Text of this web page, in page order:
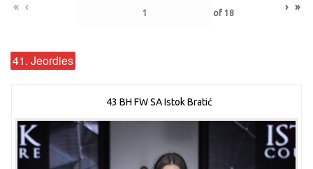
« ‹ of 18 › »
41. Jeordies
43 BH FW SA Istok Bratić